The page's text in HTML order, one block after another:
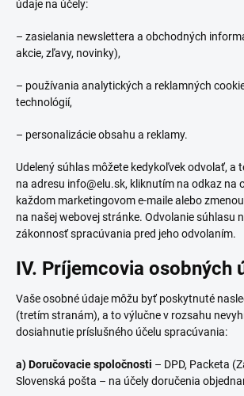
údaje na účely:
– zasielania newslettera a obchodných
akcie, zľavy, novinky),
– používania analytických a reklamných
technológií,
– personalizácie obsahu a reklamy.
Udelený súhlas môžete kedykoľvek odvolať, a
na adresu info@elu.sk, kliknutím na odkaz na
každom marketingovom e-maile alebo
na našej webovej stránke. Odvolanie súhlasu
zákonnosť spracúvania pred jeho odvolaním.
IV. Príjemcovia osobných
Vaše osobné údaje môžu byť poskytnuté
(tretím stranám), a to výlučne v rozsahu
dosiahnutie príslušného účelu spracúvania:
a) Doručovacie spoločnosti – DPD, Packeta
Slovenská pošta – na účely doručenia